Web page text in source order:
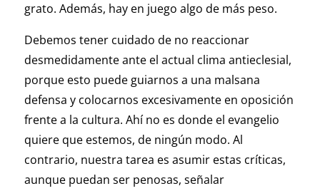
grato. Además, hay en juego algo de más peso.
Debemos tener cuidado de no reaccionar
desmedidamente ante el actual clima antieclesial,
porque esto puede guiarnos a una malsana
defensa y colocarnos excesivamente en oposición
frente a la cultura. Ahí no es donde el evangelio
quiere que estemos, de ningún modo. Al
contrario, nuestra tarea es asumir estas críticas,
aunque puedan ser penosas, señalar